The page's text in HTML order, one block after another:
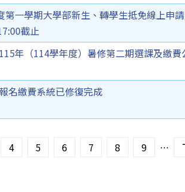
第一學期大學部新生、轉學生抵免線上申
截止
115年（114學年度）暑修第二期選課及繳費
名繳費系統已修復完成
4 5 6 7 8 9 …